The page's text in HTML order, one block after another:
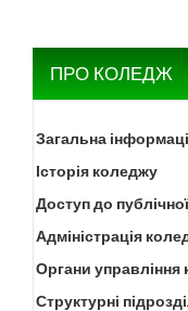
ПРО КОЛЕДЖ
Загальна
Історія коледжу
Доступ до
Адміністрація
Органи
Структурні